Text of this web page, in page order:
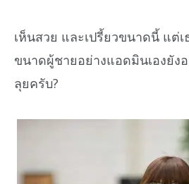
เห็นสวย และเปรี้ยวขนาดนี้ แต่
ขนาดผู้ชายอย่างแอดมินเองยัง
ลุยครับ?